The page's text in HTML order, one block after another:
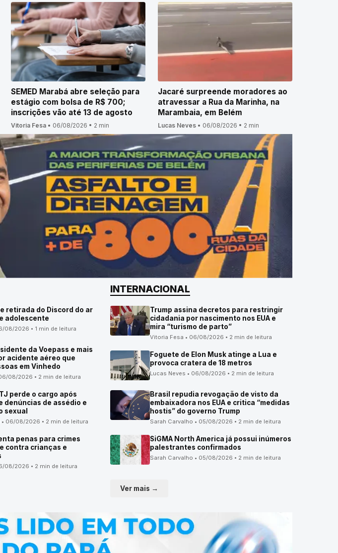
SEMED Marabá abre seleção para
estágio com bolsa de R$ 700;
inscrições vão até 13 de agosto
Vitoria Fesa• 06/08/2026 • 2 min
Jacaré surpreende moradores ao
atravessar a Rua da Marinha, na
Marambaia, em Belém
Lucas Neves• 06/08/2026 • 2 min
retirada do Discord do ar
adolescente
08/2026 • 1 min de leitura
da Voepass e mais
acidente aéreo que
em Vinhedo
08/2026 • 2 min de leitura
perde o cargo após
denúncias de assédio e
sexual
06/08/2026 • 2 min de leitura
penas para crimes
contra crianças e
08/2026 • 2 min de leitura
INTERNACIONAL
Trump assina decretos para restringir
cidadania por nascimento nos EUA e
mira “turismo de parto”
Vitoria Fesa • 06/08/2026 • 2 min de leitura
Foguete de Elon Musk atinge a Lua e
provoca cratera de 18 metros
Lucas Neves • 06/08/2026 • 2 min de leitura
Brasil repudia revogação de visto da
embaixadora nos EUA e critica “medidas
hostis” do governo Trump
Sarah Carvalho • 05/08/2026 • 2 min de leitura
SiGMA North America já possui inúmeros
palestrantes confirmados
Sarah Carvalho • 05/08/2026 • 2 min de leitura
Ver mais →